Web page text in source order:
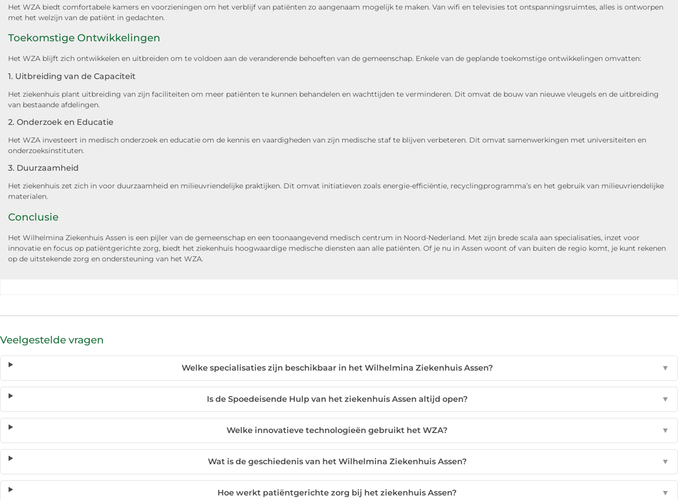
Het WZA biedt comfortabele kamers en voorzieningen om het verblijf van patiënten zo aangenaam mogelijk te maken. Van wifi en televisies tot ontspanningsruimtes, alles is ontworpen
met het welzijn van de patiënt in gedachten.
Toekomstige Ontwikkelingen
Het WZA blijft zich ontwikkelen en uitbreiden om te voldoen aan de veranderende behoeften van de gemeenschap. Enkele van de geplande toekomstige ontwikkelingen omvatten:
1. Uitbreiding van de Capaciteit
Het ziekenhuis plant uitbreiding van zijn faciliteiten om meer patiënten te kunnen behandelen en wachttijden te verminderen. Dit omvat de bouw van nieuwe vleugels en de uitbreiding
van bestaande afdelingen.
2. Onderzoek en Educatie
Het WZA investeert in medisch onderzoek en educatie om de kennis en vaardigheden van zijn medische staf te blijven verbeteren. Dit omvat samenwerkingen met universiteiten en
onderzoeksinstituten.
3. Duurzaamheid
Het ziekenhuis zet zich in voor duurzaamheid en milieuvriendelijke praktijken. Dit omvat initiatieven zoals energie-efficiëntie, recyclingprogramma’s en het gebruik van milieuvriendelijke
materialen.
Conclusie
Het Wilhelmina Ziekenhuis Assen is een pijler van de gemeenschap en een toonaangevend medisch centrum in Noord-Nederland. Met zijn brede scala aan specialisaties, inzet voor
innovatie en focus op patiëntgerichte zorg, biedt het ziekenhuis hoogwaardige medische diensten aan alle patiënten. Of je nu in Assen woont of van buiten de regio komt, je kunt rekenen
op de uitstekende zorg en ondersteuning van het WZA.
Veelgestelde vragen
Welke specialisaties zijn beschikbaar in het Wilhelmina Ziekenhuis Assen? ▼
Is de Spoedeisende Hulp van het ziekenhuis Assen altijd open? ▼
Welke innovatieve technologieën gebruikt het WZA? ▼
Wat is de geschiedenis van het Wilhelmina Ziekenhuis Assen? ▼
Hoe werkt patiëntgerichte zorg bij het ziekenhuis Assen? ▼